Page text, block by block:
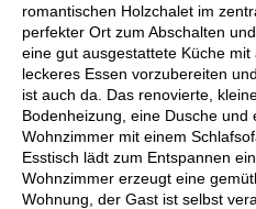
romantischen Holzchalet im
perfekter Ort zum Abschalten
eine gut ausgestattete Küche
leckeres Essen vorzubereiten
ist auch da. Das renovierte,
Bodenheizung, eine Dusche
Wohnzimmer mit einem
Esstisch lädt zum Entspannen
Wohnzimmer erzeugt eine
Wohnung, der Gast ist selbst